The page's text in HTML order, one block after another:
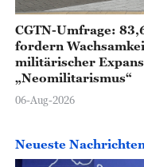
CGTN-Umfrage:
fordern
militärischer
„Neomilitarismus“
06-Aug-2026
Neueste Nachrichten